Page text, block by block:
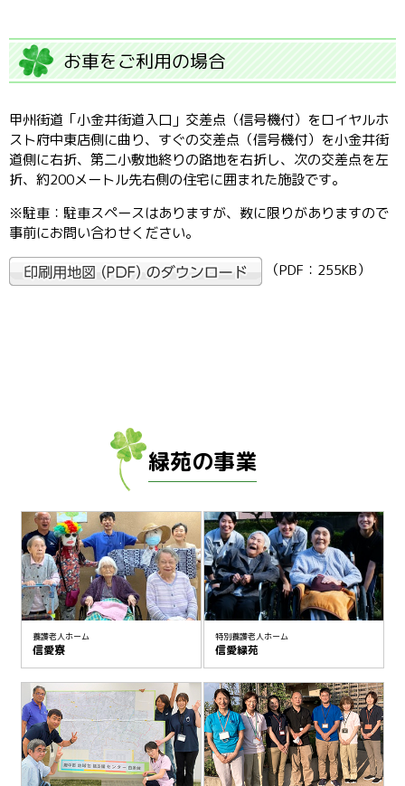
お車をご利用の場合
甲州街道「小金井街道入口」交差点（信号機付）をロイヤルホ
スト府中東店側に曲り、すぐの交差点（信号機付）を小金井街
道側に右折、第二小敷地終りの路地を右折し、次の交差点を左
折、約200メートル先右側の住宅に囲まれた施設です。
※駐車：駐車スペースはありますが、数に限りがありますので
事前にお問い合わせください。
（PDF：255KB）
緑苑の事業
養護老人ホーム
信愛寮
特別養護老人ホーム
信愛緑苑